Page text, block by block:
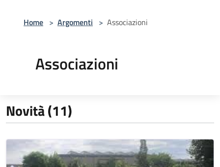
Home > Argomenti > Associazioni
Associazioni
Novità (11)